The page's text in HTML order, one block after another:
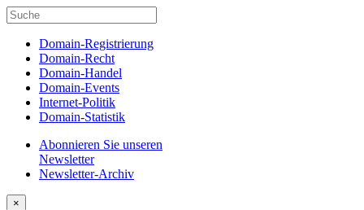
Domain-Registrierung
Domain-Recht
Domain-Handel
Domain-Events
Internet-Politik
Domain-Statistik
Abonnieren Sie unseren
Newsletter
Newsletter-Archiv
×